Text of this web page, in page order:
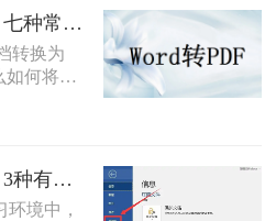
最常使
Word
就成了
如何将word转换成pdf？七种常用方法深度解析！
转换为
如何将
七种主流
选择最
word文档怎么转换pdf？3种有效方法详解！
境中，